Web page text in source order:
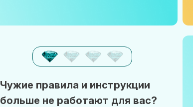
Чужие правила и инструкции
больше не работают для вас?